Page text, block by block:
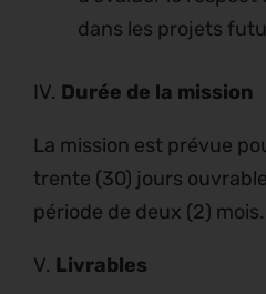
dans les projets
IV. Durée de la mission
La mission est prévue
trente (30) jours
période de deux (2) mois.
V. Livrables